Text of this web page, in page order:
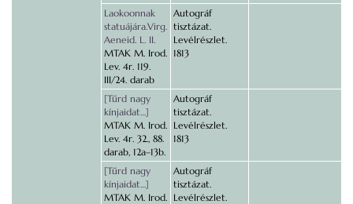
Laokoonnak
statuájára.Virg.
Aeneid. L. II.
MTAK M. Irod.
Lev. 4r. 119.
III/24. darab
Autográf
tisztázat.
Levélrészlet.
1813
[Tűrd nagy
kínjaidat…]
MTAK M. Irod.
Lev. 4r. 32., 88.
darab, 12a–13b.
Autográf
tisztázat.
Levélrészlet.
1813
[Tűrd nagy
kínjaidat…]
MTAK M. Irod.
Autográf
tisztázat.
Levélrészlet.